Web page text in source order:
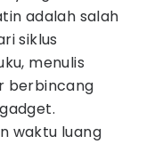
adalah salah
siklus
menulis
berbincang
waktu luang